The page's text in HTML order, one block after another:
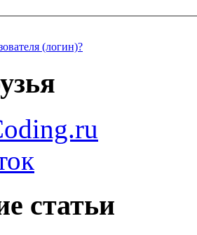
(логин)?
статьи